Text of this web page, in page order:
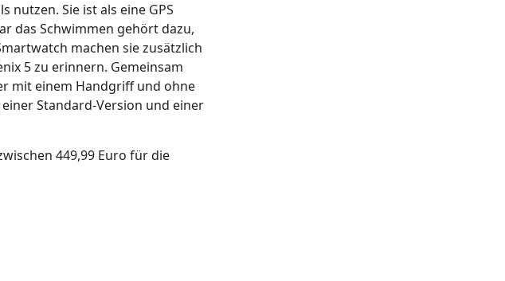
nutzen. Sie ist als eine GPS
das Schwimmen gehört dazu,
machen sie zusätzlich
5 zu erinnern. Gemeinsam
mit einem Handgriff und ohne
Standard-Version und einer
449,99 Euro für die